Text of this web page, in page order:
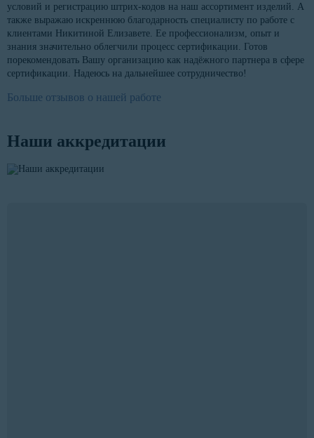
условий и регистрацию штрих-кодов на наш ассортимент изделий. А
также выражаю искреннюю благодарность специалисту по работе с
клиентами Никитиной Елизавете. Ее профессионализм, опыт и
знания значительно облегчили процесс сертификации. Готов
порекомендовать Вашу организацию как надёжного партнера в сфере
сертификации. Надеюсь на дальнейшее сотрудничество!
Больше отзывов о нашей работе
Наши аккредитации